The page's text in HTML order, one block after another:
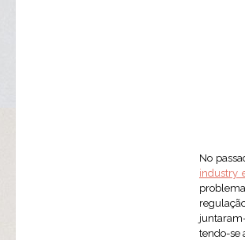
No
industry
tendo-se